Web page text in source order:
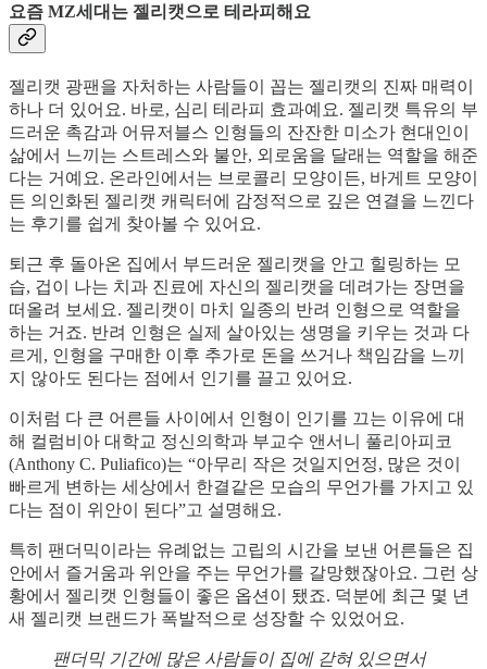
요즘 MZ세대는 젤리캣으로 테라피해요
젤리캣 광팬을 자처하는 사람들이 꼽는 젤리캣의 진짜 매력이
하나 더 있어요. 바로, 심리 테라피 효과예요. 젤리캣 특유의 부
드러운 촉감과 어뮤저블스 인형들의 잔잔한 미소가 현대인이
삶에서 느끼는 스트레스와 불안, 외로움을 달래는 역할을 해준
다는 거예요. 온라인에서는 브로콜리 모양이든, 바게트 모양이
든 의인화된 젤리캣 캐릭터에 감정적으로 깊은 연결을 느낀다
는 후기를 쉽게 찾아볼 수 있어요.
퇴근 후 돌아온 집에서 부드러운 젤리캣을 안고 힐링하는 모
습, 겁이 나는 치과 진료에 자신의 젤리캣을 데려가는 장면을
떠올려 보세요. 젤리캣이 마치 일종의 반려 인형으로 역할을
하는 거죠. 반려 인형은 실제 살아있는 생명을 키우는 것과 다
르게, 인형을 구매한 이후 추가로 돈을 쓰거나 책임감을 느끼
지 않아도 된다는 점에서 인기를 끌고 있어요.
이처럼 다 큰 어른들 사이에서 인형이 인기를 끄는 이유에 대
해 컬럼비아 대학교 정신의학과 부교수 앤서니 풀리아피코
(Anthony C. Puliafico)는 “아무리 작은 것일지언정, 많은 것이
빠르게 변하는 세상에서 한결같은 모습의 무언가를 가지고 있
다는 점이 위안이 된다”고 설명해요.
특히 팬더믹이라는 유례없는 고립의 시간을 보낸 어른들은 집
안에서 즐거움과 위안을 주는 무언가를 갈망했잖아요. 그런 상
황에서 젤리캣 인형들이 좋은 옵션이 됐죠. 덕분에 최근 몇 년
새 젤리캣 브랜드가 폭발적으로 성장할 수 있었어요.
팬더믹 기간에 많은 사람들이 집에 갇혀 있으면서